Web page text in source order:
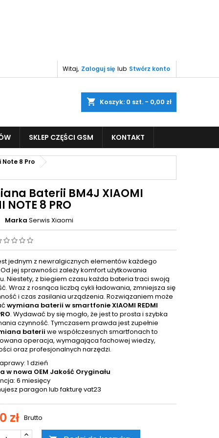
Witaj, Zaloguj się lub Stwórz konto
shopping_cart Koszyk: 0 szt. - 0,00 zł
SKLEP CZĘŚCI GSM KONTAKT
Note 8 Pro
Baterii BM4J XIAOMI
NOTE 8 PRO
Marka Serwis Xiaomi
jednym z newralgicznych elementów każdego
jej sprawności zależy komfort użytkowania
Niestety, z biegiem czasu każda bateria traci swoją
Wraz z rosnąca liczbą cykli ładowania, zmniejsza się
i czas zasilania urządzenia. Rozwiązaniem może
wymiana baterii w smartfonie XIAOMI REDMI
. Wydawać by się mogło, że jest to prosta i szybka
czynność. Tymczasem prawda jest zupełnie
baterii we współczesnych smartfonach to
operacja, wymagająca fachowej wiedzy,
oraz profesjonalnych narzędzi.
1 dzień
w nowa OEM Jakość Oryginału
6 miesięcy
paragon lub fakturę vat23
zł Brutto